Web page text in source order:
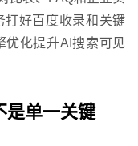
打好百度收录和关键
优化提升AI搜索可见
是单一关键